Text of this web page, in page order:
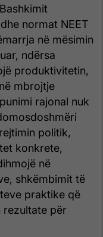
normat NEET
në mësimin
ndërsa
produktivitetin,
mbrojtje
rajonal nuk
politik,
konkrete,
në
shkëmbimit të
praktike që
rezultate për